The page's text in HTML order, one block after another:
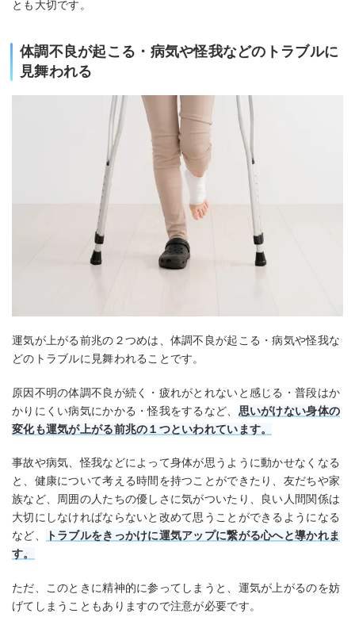
とも大切です。
体調不良が起こる・病気や怪我などのトラブルに
見舞われる
運気が上がる前兆の２つめは、体調不良が起こる・病気や怪我な
どのトラブルに見舞われることです。
原因不明の体調不良が続く・疲れがとれないと感じる・普段はか
かりにくい病気にかかる・怪我をするなど、 思いがけない身体の
変化も運気が上がる前兆の１つといわれています。
事故や病気、怪我などによって身体が思うように動かせなくなる
と、健康について考える時間を持つことができたり、友だちや家
族など、周囲の人たちの優しさに気がついたり、良い人間関係は
大切にしなければならないと改めて思うことができるようになる
など、
トラブルをきっかけに運気アップに繋がる心へと導かれま
す。
ただ、このときに精神的に参ってしまうと、運気が上がるのを妨
げてしまうこともありますので注意が必要です。